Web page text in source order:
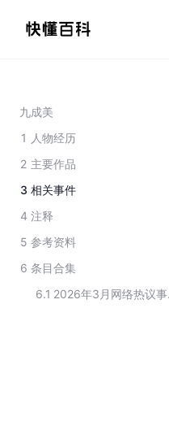
九成美
1 人物经历
2 主要作品
3 相关事件
4 注释
5 参考资料
6 条目合集
6.1